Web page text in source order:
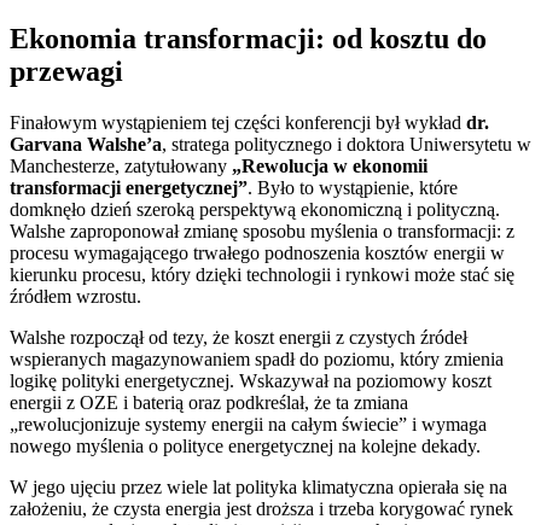
Ekonomia transformacji: od kosztu do
przewagi
Finałowym wystąpieniem tej części konferencji był wykład dr.
Garvana Walshe’a, stratega politycznego i doktora Uniwersytetu w
Manchesterze, zatytułowany „Rewolucja w ekonomii
transformacji energetycznej”. Było to wystąpienie, które
domknęło dzień szeroką perspektywą ekonomiczną i polityczną.
Walshe zaproponował zmianę sposobu myślenia o transformacji: z
procesu wymagającego trwałego podnoszenia kosztów energii w
kierunku procesu, który dzięki technologii i rynkowi może stać się
źródłem wzrostu.
Walshe rozpoczął od tezy, że koszt energii z czystych źródeł
wspieranych magazynowaniem spadł do poziomu, który zmienia
logikę polityki energetycznej. Wskazywał na poziomowy koszt
energii z OZE i baterią oraz podkreślał, że ta zmiana
„rewolucjonizuje systemy energii na całym świecie” i wymaga
nowego myślenia o polityce energetycznej na kolejne dekady.
W jego ujęciu przez wiele lat polityka klimatyczna opierała się na
założeniu, że czysta energia jest droższa i trzeba korygować rynek